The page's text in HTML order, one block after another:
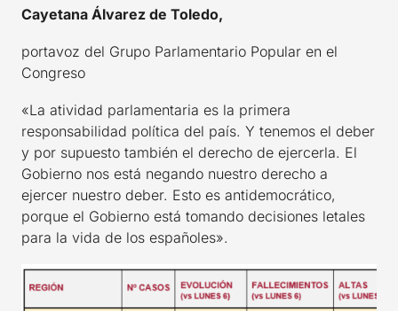
Cayetana Álvarez de Toledo,
portavoz del Grupo Parlamentario Popular en el
Congreso
«La atividad parlamentaria es la primera
responsabilidad política del país. Y tenemos el deber
y por supuesto también el derecho de ejercerla. El
Gobierno nos está negando nuestro derecho a
ejercer nuestro deber. Esto es antidemocrático,
porque el Gobierno está tomando decisiones letales
para la vida de los españoles».